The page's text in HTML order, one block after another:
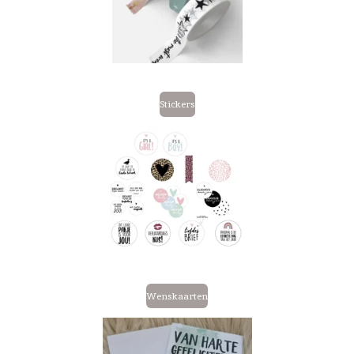
Stickers
Wenskaarten